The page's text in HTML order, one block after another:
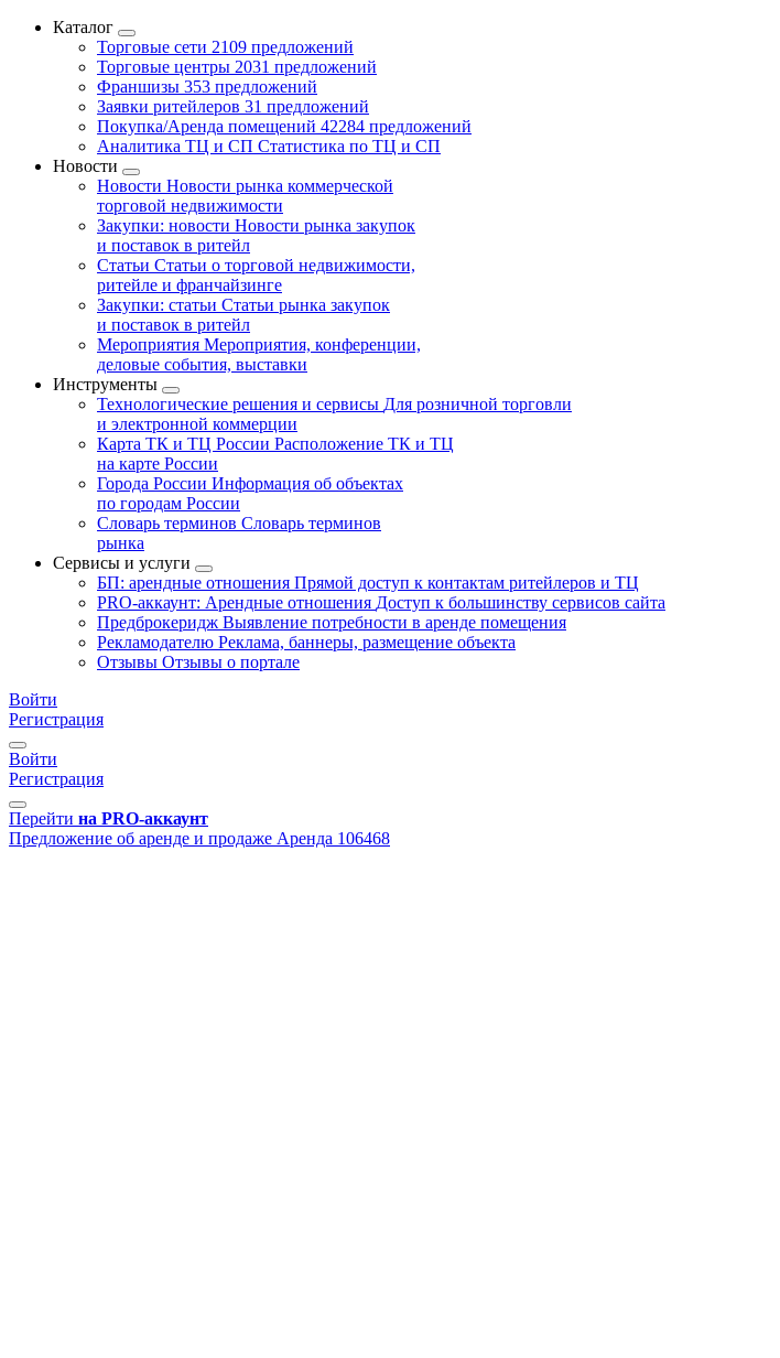
Каталог
Торговые сети 2109 предложений
Торговые центры 2031 предложений
Франшизы 353 предложений
Заявки ритейлеров 31 предложений
Покупка/Аренда помещений 42284 предложений
Аналитика ТЦ и СП Статистика по ТЦ и СП
Новости
Новости Новости рынка коммерческой
торговой недвижимости
Закупки: новости Новости рынка закупок
и поставок в ритейл
Статьи Статьи о торговой недвижимости,
ритейле и франчайзинге
Закупки: статьи Статьи рынка закупок
и поставок в ритейл
Мероприятия Мероприятия, конференции,
деловые события, выставки
Инструменты
Технологические решения и сервисы Для розничной торговли
и электронной коммерции
Карта ТК и ТЦ России Расположение ТК и ТЦ
на карте России
Города России Информация об объектах
по городам России
Словарь терминов Словарь терминов
рынка
Сервисы и услуги
БП: арендные отношения Прямой доступ к контактам ритейлеров и ТЦ
PRO-аккаунт: Арендные отношения Доступ к большинству сервисов сайта
Предброкеридж Выявление потребности в аренде помещения
Рекламодателю Реклама, баннеры, размещение объекта
Отзывы Отзывы о портале
Войти
Регистрация
Войти
Регистрация
Перейти на PRO-аккаунт
Предложение об аренде и продаже Аренда 106468